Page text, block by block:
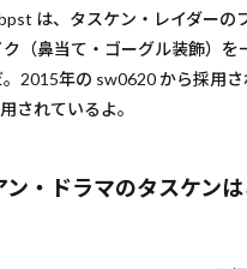
は、タスケン・レイダーの
（鼻当て・ゴーグル装飾）を
2015年の sw0620 から採用さ
されているよ。
ン・ドラマのタスケン